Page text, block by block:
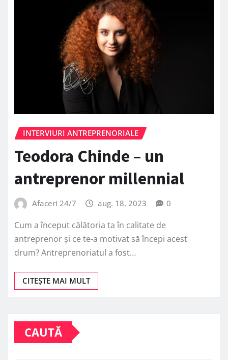
INTERVIURI ANTREPRENORIALE
Teodora Chinde – un
antreprenor millennial
Afaceri 24/7 aug. 18, 2023 0
Cum a început călătoria ta în calitate de
antreprenor și ce te-a motivat să începi acest
drum? Antreprenoriatul a fost…
CITEȘTE MAI MULT
CAUTĂ